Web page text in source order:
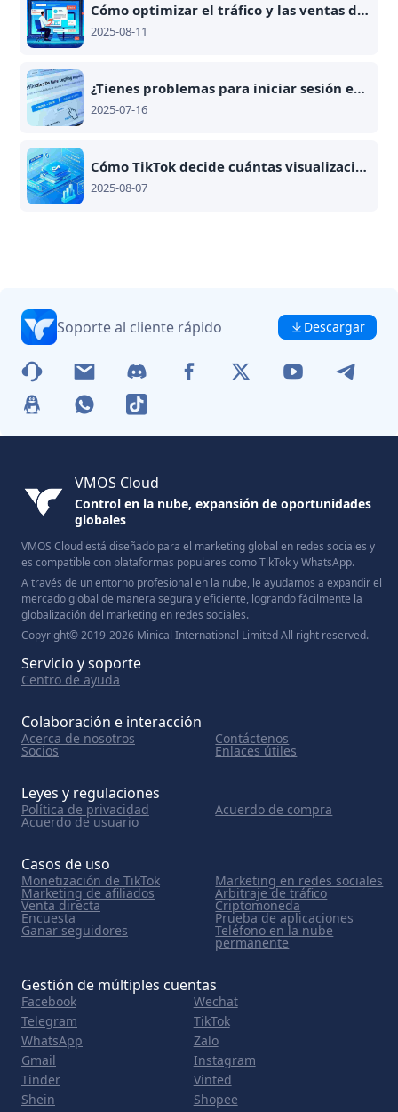
Cómo optimizar el tráfico y las ventas de SHEIN gestionando múltiples cuentas con soluciones en la nube
2025-08-11
¿Tienes problemas para iniciar sesión en SHEIN? Aquí está cómo resolverlos con herramientas modernas
2025-07-16
Cómo TikTok decide cuántas visualizaciones darle a tu video
2025-08-07
Soporte al cliente rápido Descargar
VMOS Cloud
Control en la nube, expansión de oportunidades
globales
VMOS Cloud está diseñado para el marketing global en redes sociales y
es compatible con plataformas populares como TikTok y WhatsApp.
A través de un entorno profesional en la nube, le ayudamos a expandir el
mercado global de manera segura y eficiente, logrando fácilmente la
globalización del marketing en redes sociales.
Copyright© 2019-2026 Minical International Limited All right reserved.
Servicio y soporte
Centro de ayuda
Colaboración e interacción
Acerca de nosotros Contáctenos
Socios Enlaces útiles
Leyes y regulaciones
Política de privacidad Acuerdo de compra
Acuerdo de usuario
Casos de uso
Monetización de TikTok Marketing en redes sociales
Marketing de afiliados Arbitraje de tráfico
Venta directa Criptomoneda
Encuesta Prueba de aplicaciones
Ganar seguidores Teléfono en la nube
permanente
Gestión de múltiples cuentas
Facebook
Wechat
Telegram
TikTok
WhatsApp
Zalo
Gmail
Instagram
Tinder
Vinted
Shein
Shopee